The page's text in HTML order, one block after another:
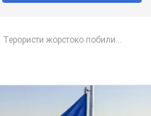
Терористи жорстоко побили...